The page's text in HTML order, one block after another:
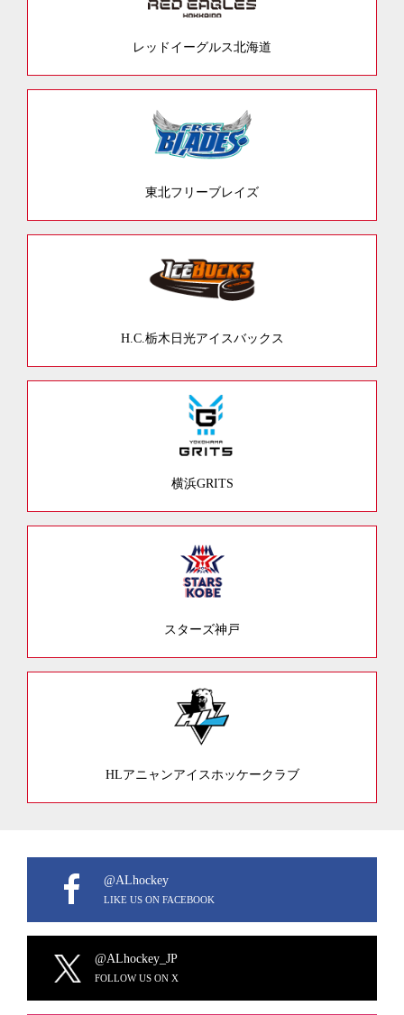
レッドイーグルス北海道
東北フリーブレイズ
H.C.栃木日光アイスバックス
横浜GRITS
スターズ神戸
HLアニャンアイスホッケークラブ
@ALhockey
LIKE US ON FACEBOOK
@ALhockey_JP
FOLLOW US ON X